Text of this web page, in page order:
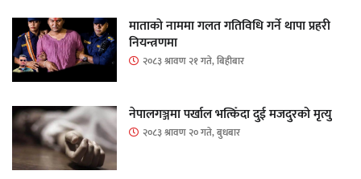
माताकाे नाममा गलत गतिविधि गर्ने थापा प्रहरी
नियन्त्रणमा
२०८३ श्रावण २१ गते, बिहीबार
नेपालगञ्जमा पर्खाल भत्किँदा दुई मजदुरको मृत्यु
२०८३ श्रावण २० गते, बुधबार